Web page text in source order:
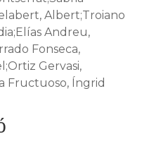
Albert;Troiano
Andreu,
Fonseca,
Gervasi,
Fructuoso, Íngrid